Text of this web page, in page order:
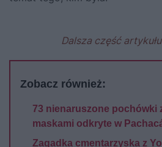
Dalsza część
Zobacz również:
73 nienaruszone pochówki
maskami odkryte w
Zagadka cmentarzyska z